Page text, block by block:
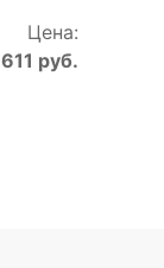
Цена:
611 руб.